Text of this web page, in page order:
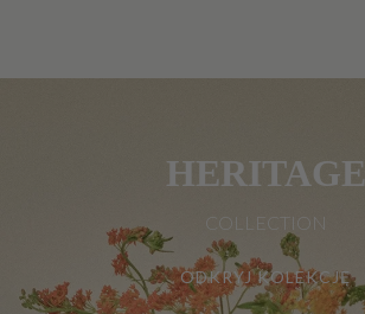
HERITAGE
COLLECTION
ODKRYJ KOLEKCJĘ